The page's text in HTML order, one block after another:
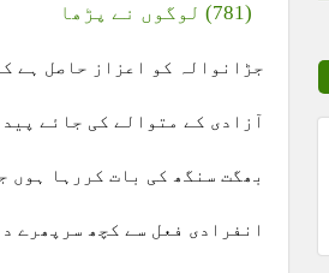
(781) لوگوں نے پڑھا
جڑانوالہ کو اعزاز حاصل ہے
آزادی کے متوالے کی جائے
بھگت سنگھ کی بات کررہا ہوں
انفرادی فعل سے کچھ سرپھرے